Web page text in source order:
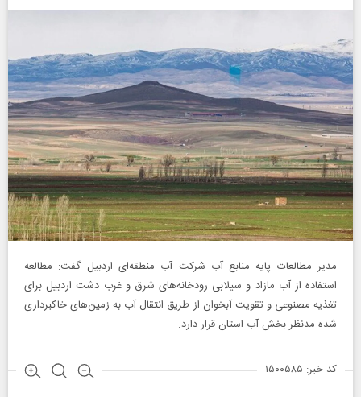
مدیر مطالعات پایه منابع آب شرکت آب منطقه‌ای اردبیل گفت: مطالعه
استفاده از آب مازاد و سیلابی رودخانه‌های شرق و غرب دشت اردبیل برای
تغذیه مصنوعی و تقویت آبخوان از طریق انتقال آب به زمین‌های خاکبرداری
شده مدنظر بخش آب استان قرار دارد.
کد خبر: ۱۵۰۰۵۸۵